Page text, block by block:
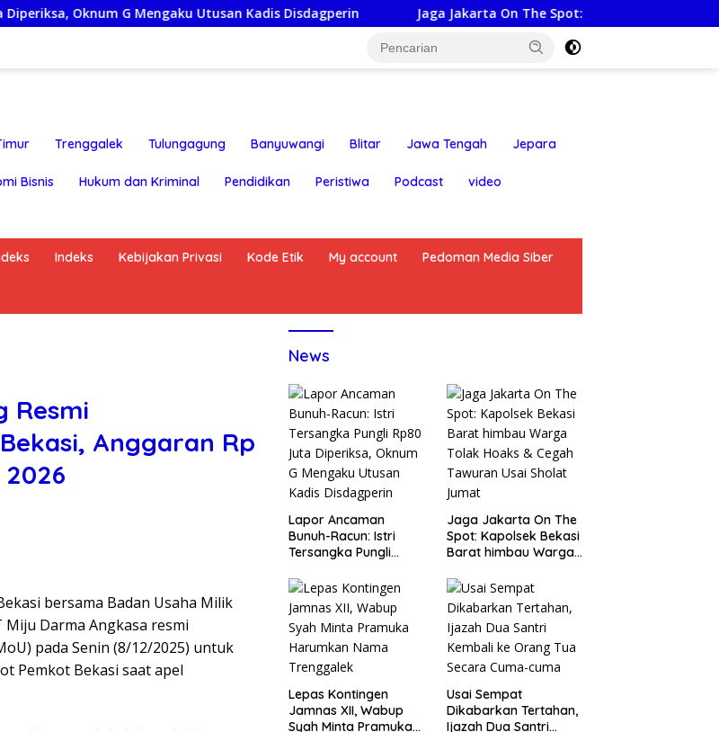
G Mengaku Utusan Kadis Disdagperin Jaga Jakarta On The Spot: Kapolsek Bekasi Barat himbau
Trenggalek Tulungagung Banyuwangi Blitar Jawa Tengah Jepara
Bisnis Hukum dan Kriminal Pendidikan Peristiwa Podcast video
Indeks Kebijakan Privasi Kode Etik My account Pedoman Media Siber
Resmi
Anggaran Rp
bersama Badan Usaha Milik
Darma Angkasa resmi
pada Senin (8/12/2025) untuk
Pemkot Bekasi saat apel
News
Lapor Ancaman
Bunuh-Racun: Istri
Tersangka Pungli
Oknum G Mengaku
Utusan Kadis
Disdagperin
Jaga Jakarta On The
Spot: Kapolsek Bekasi
Barat himbau Warga
Tawuran Usai Sholat
Jumat
Lepas Kontingen
Jamnas XII, Wabup
Syah Minta Pramuka
Usai Sempat
Dikabarkan Tertahan,
Ijazah Dua Santri